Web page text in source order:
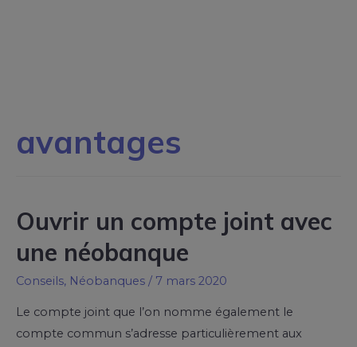
avantages
Ouvrir un compte joint avec
une néobanque
Conseils, Néobanques / 7 mars 2020
Le compte joint que l’on nomme également le
compte commun s’adresse particulièrement aux